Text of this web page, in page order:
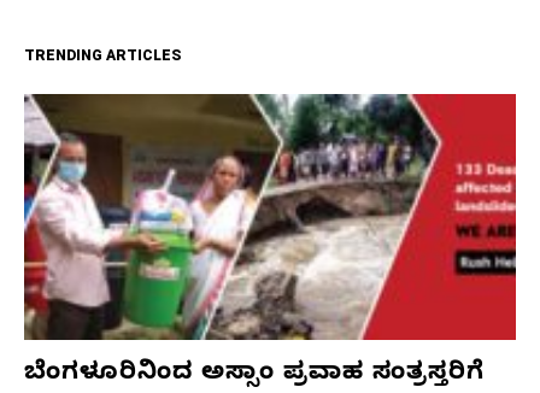
TRENDING ARTICLES
ಬೆಂಗಳೂರಿನಿಂದ ಅಸ್ಸಾಂ ಪ್ರವಾಹ ಸಂತ್ರಸ್ತರಿಗೆ